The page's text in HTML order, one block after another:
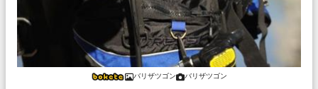
バリザツゴン バリザツゴン